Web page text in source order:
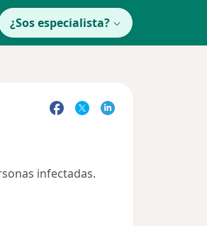
¿Sos especialista?
infectadas.